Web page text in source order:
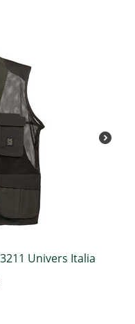
Univers Italia